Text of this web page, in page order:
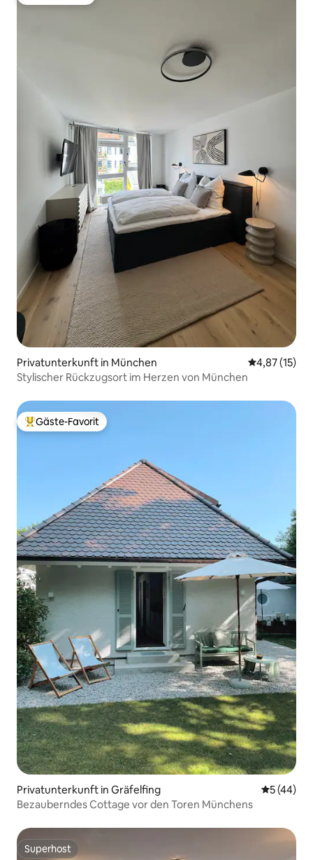
Privatunterkunft in München
4,87 (15)
Stylischer Rückzugsort im Herzen von München
Beliebter Gäste-Favorit.
Gäste-Favorit
Privatunterkunft in Gräfelfing
5 (44)
Bezauberndes Cottage vor den Toren Münchens
Superhost
Superhost